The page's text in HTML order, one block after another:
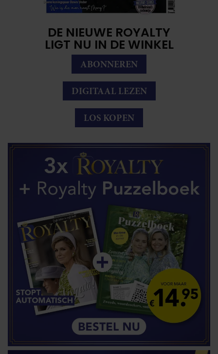
DE NIEUWE ROYALTY
LIGT NU IN DE WINKEL
ABONNEREN
DIGITAAL LEZEN
LOS KOPEN